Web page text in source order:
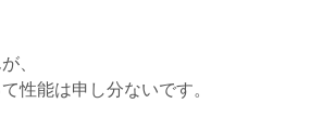
、
性能は申し分ないです。